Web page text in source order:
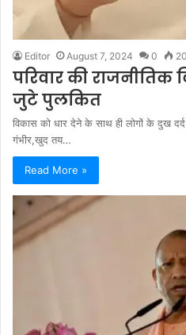
Editor August 7, 2024 0 20
परिवार की
जुटे पुलकित
विकास को धार देने के साथ ही लोगों के दुख
गंभीर,खुद तय…
Read More »